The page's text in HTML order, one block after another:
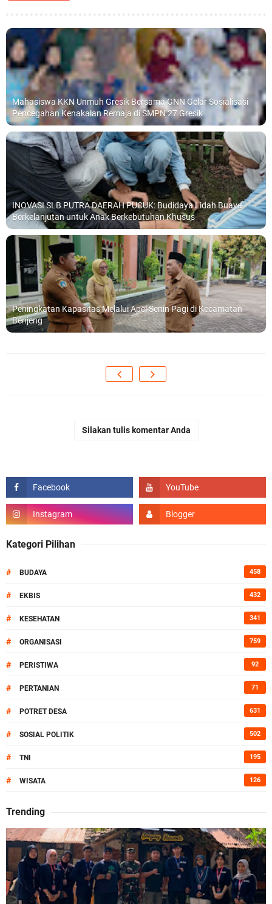
Mahasiswa KKN Unmuh Gresik Bersama GNN Gelar Sosialisasi
Pencegahan Kenakalan Remaja di SMPN 27 Gresik
INOVASI SLB PUTRA DAERAH PUCUK: Budidaya Lidah Buaya
Berkelanjutan untuk Anak Berkebutuhan Khusus
Peningkatan Kapasitas Melalui Apel Senin Pagi di Kecamatan
Benjeng
Silakan tulis komentar Anda
Kategori Pilihan
# BUDAYA 458
# EKBIS 432
# KESEHATAN 341
# ORGANISASI 759
# PERISTIWA 92
# PERTANIAN 71
# POTRET DESA 631
# SOSIAL POLITIK 502
# TNI 195
# WISATA 126
Trending